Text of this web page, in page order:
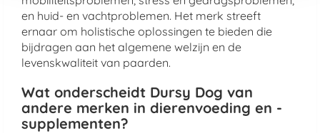
en huid- en vachtproblemen. Het merk streeft
ernaar om holistische oplossingen te bieden die
bijdragen aan het algemene welzijn en de
levenskwaliteit van paarden.
Wat onderscheidt Dursy Dog van
andere merken in dierenvoeding en -
supplementen?